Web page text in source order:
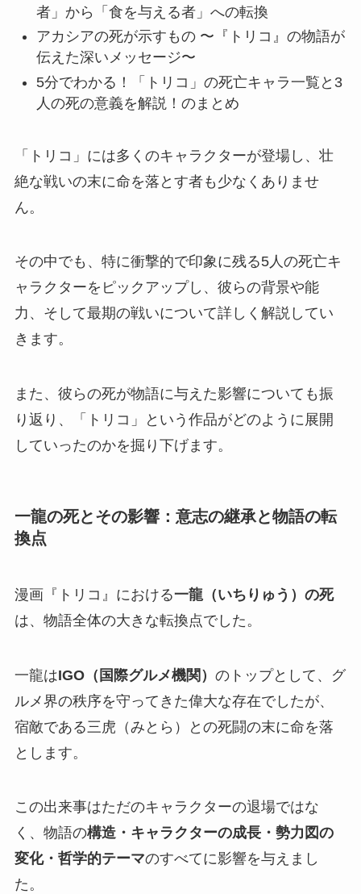
者」から「食を与える者」への転換
アカシアの死が示すもの 〜『トリコ』の物語が
伝えた深いメッセージ〜
5分でわかる！「トリコ」の死亡キャラ一覧と3
人の死の意義を解説！のまとめ
「トリコ」には多くのキャラクターが登場し、壮
絶な戦いの末に命を落とす者も少なくありませ
ん。
その中でも、特に衝撃的で印象に残る5人の死亡キ
ャラクターをピックアップし、彼らの背景や能
力、そして最期の戦いについて詳しく解説してい
きます。
また、彼らの死が物語に与えた影響についても振
り返り、「トリコ」という作品がどのように展開
していったのかを掘り下げます。
一龍の死とその影響：意志の継承と物語の転
換点
漫画『トリコ』における一龍（いちりゅう）の死
は、物語全体の大きな転換点でした。
一龍はIGO（国際グルメ機関） のトップとして、グ
ルメ界の秩序を守ってきた偉大な存在でしたが、
宿敵である三虎（みとら）との死闘の末に命を落
とします。
この出来事はただのキャラクターの退場ではな
く、物語の構造・キャラクターの成長・勢力図の
変化・哲学的テーマのすべてに影響を与えまし
た。